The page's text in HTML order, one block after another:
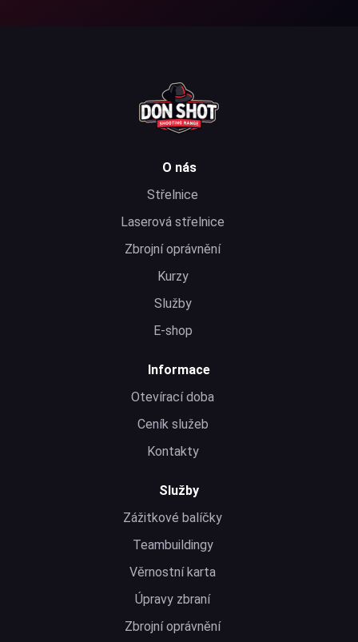
O nás
Střelnice
Laserová střelnice
Zbrojní oprávnění
Kurzy
Služby
E-shop
Informace
Otevírací doba
Ceník služeb
Kontakty
Služby
Zážitkové balíčky
Teambuildingy
Věrnostní karta
Úpravy zbraní
Zbrojní oprávnění